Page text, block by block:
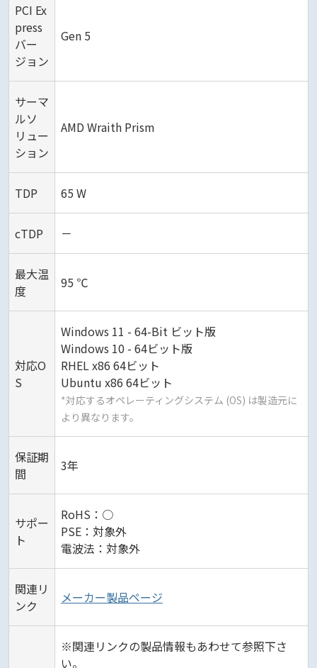
PCI Ex
press
バー
ジョン
Gen 5
サーマ
ルソ
リュー
ション
AMD Wraith Prism
TDP 65 W
cTDP －
最大温
度
95 ℃
対応O
S
Windows 11 - 64-Bit ビット版
Windows 10 - 64ビット版
RHEL x86 64ビット
Ubuntu x86 64ビット
*対応するオペレーティングシステム (OS) は製造元に
より異なります。
保証期
間
3年
サポー
ト
RoHS：○
PSE：対象外
電波法：対象外
関連リ
ンク
メーカー製品ページ
※関連リンクの製品情報もあわせて参照下さ
い。